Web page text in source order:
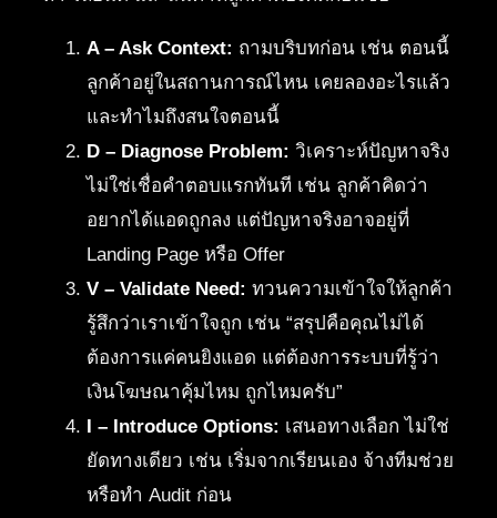
A – Ask Context: ถามบริบทก่อน เช่น ตอนนี้
ลูกค้าอยู่ในสถานการณ์ไหน เคยลองอะไรแล้ว
และทำไมถึงสนใจตอนนี้
D – Diagnose Problem: วิเคราะห์ปัญหาจริง
ไม่ใช่เชื่อคำตอบแรกทันที เช่น ลูกค้าคิดว่า
อยากได้แอดถูกลง แต่ปัญหาจริงอาจอยู่ที่
Landing Page หรือ Offer
V – Validate Need: ทวนความเข้าใจให้ลูกค้า
รู้สึกว่าเราเข้าใจถูก เช่น “สรุปคือคุณไม่ได้
ต้องการแค่คนยิงแอด แต่ต้องการระบบที่รู้ว่า
เงินโฆษณาคุ้มไหม ถูกไหมครับ”
I – Introduce Options: เสนอทางเลือก ไม่ใช่
ยัดทางเดียว เช่น เริ่มจากเรียนเอง จ้างทีมช่วย
หรือทำ Audit ก่อน